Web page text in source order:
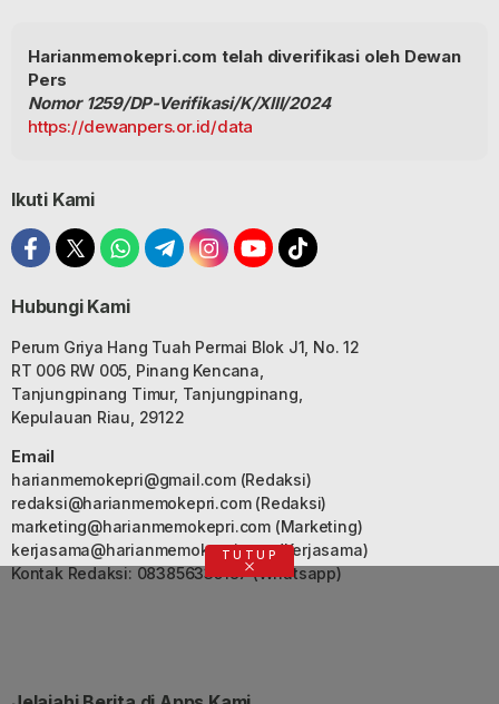
Harianmemokepri.com telah diverifikasi oleh Dewan
Pers
Nomor 1259/DP-Verifikasi/K/XIII/2024
https://dewanpers.or.id/data
Ikuti Kami
Hubungi Kami
Perum Griya Hang Tuah Permai Blok J1, No. 12
RT 006 RW 005, Pinang Kencana,
Tanjungpinang Timur, Tanjungpinang,
Kepulauan Riau, 29122
Email
harianmemokepri@gmail.com(Redaksi)
redaksi@harianmemokepri.com(Redaksi)
marketing@harianmemokepri.com(Marketing)
kerjasama@harianmemokepri.com(Kerjasama)
Kontak Redaksi: 083856335187 (Whatsapp)
TUTUP